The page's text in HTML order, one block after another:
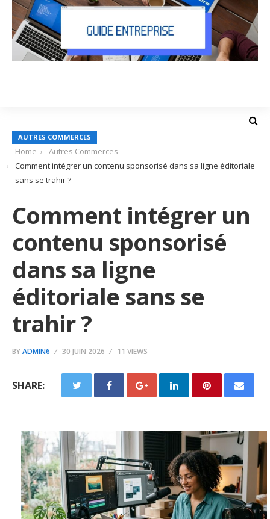
AUTRES COMMERCES
Home
Autres Commerces
Comment intégrer un contenu sponsorisé dans sa ligne éditoriale
sans se trahir ?
Comment intégrer un
contenu sponsorisé
dans sa ligne
éditoriale sans se
trahir ?
BYADMIN6 30 JUIN 2026 11 VIEWS
SHARE: